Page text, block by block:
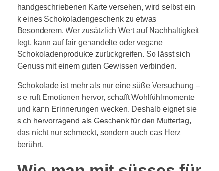
handgeschriebenen Karte versehen, wird selbst ein
kleines Schokoladengeschenk zu etwas
Besonderem. Wer zusätzlich Wert auf Nachhaltigkeit
legt, kann auf fair gehandelte oder vegane
Schokoladenprodukte zurückgreifen. So lässt sich
Genuss mit einem guten Gewissen verbinden.
Schokolade ist mehr als nur eine süße Versuchung –
sie ruft Emotionen hervor, schafft Wohlfühlmomente
und kann Erinnerungen wecken. Deshalb eignet sie
sich hervorragend als Geschenk für den Muttertag,
das nicht nur schmeckt, sondern auch das Herz
berührt.